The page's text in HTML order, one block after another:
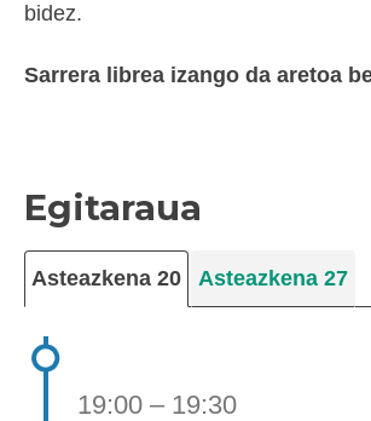
bidez.
Sarrera librea izango da aretoa
Egitaraua
Asteazkena 20 Asteazkena 27
19:00 – 19:30